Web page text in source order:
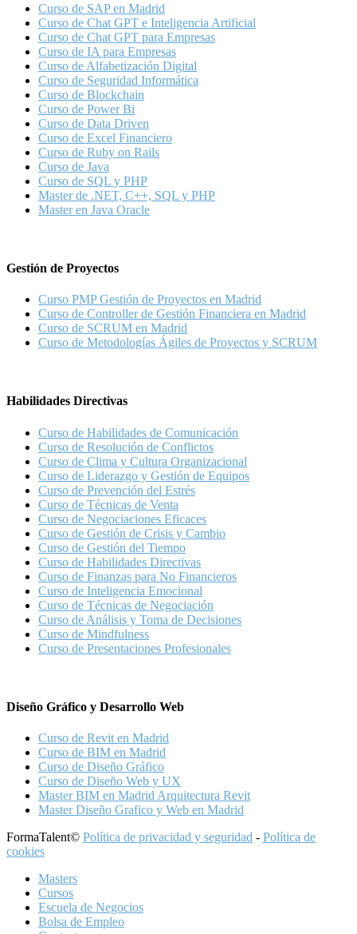
Curso de SAP en Madrid
Curso de Chat GPT e Inteligencia Artificial
Curso de Chat GPT para Empresas
Curso de IA para Empresas
Curso de Alfabetización Digital
Curso de Seguridad Informática
Curso de Blockchain
Curso de Power Bi
Curso de Data Driven
Curso de Excel Financiero
Curso de Ruby on Rails
Curso de Java
Curso de SQL y PHP
Master de .NET, C++, SQL y PHP
Master en Java Oracle
Gestión de Proyectos
Curso PMP Gestión de Proyectos en Madrid
Curso de Controller de Gestión Financiera en Madrid
Curso de SCRUM en Madrid
Curso de Metodologías Ágiles de Proyectos y SCRUM
Habilidades Directivas
Curso de Habilidades de Comunicación
Curso de Resolución de Conflictos
Curso de Clima y Cultura Organizacional
Curso de Liderazgo y Gestión de Equipos
Curso de Prevención del Estrés
Curso de Técnicas de Venta
Curso de Negociaciones Eficaces
Curso de Gestión de Crisis y Cambio
Curso de Gestión del Tiempo
Curso de Habilidades Directivas
Curso de Finanzas para No Financieros
Curso de Inteligencia Emocional
Curso de Técnicas de Negociación
Curso de Análisis y Toma de Decisiones
Curso de Mindfulness
Curso de Presentaciones Profesionales
Diseño Gráfico y Desarrollo Web
Curso de Revit en Madrid
Curso de BIM en Madrid
Curso de Diseño Gráfico
Curso de Diseño Web y UX
Master BIM en Madrid Arquitectura Revit
Master Diseño Grafico y Web en Madrid
FormaTalent© Política de privacidad y seguridad - Política de
cookies
Masters
Cursos
Escuela de Negocios
Bolsa de Empleo